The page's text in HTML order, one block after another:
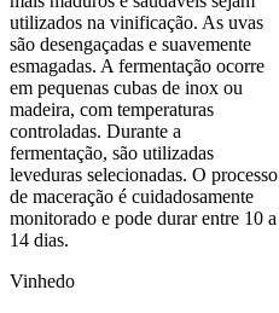
utilizados na vinificação. As uvas
são desengaçadas e suavemente
esmagadas. A fermentação ocorre
em pequenas cubas de inox ou
madeira, com temperaturas
controladas. Durante a
fermentação, são utilizadas
leveduras selecionadas. O processo
de maceração é cuidadosamente
monitorado e pode durar entre 10 a
14 dias.
Vinhedo